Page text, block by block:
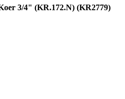
3/4" (KR.172.N) (KR2779)